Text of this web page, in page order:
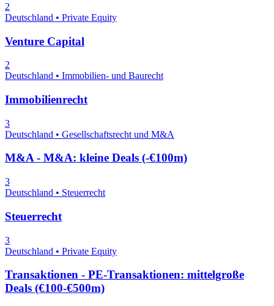
2
Deutschland • Private Equity
Venture Capital
2
Deutschland • Immobilien- und Baurecht
Immobilienrecht
3
Deutschland • Gesellschaftsrecht und M&A
M&A - M&A: kleine Deals (-€100m)
3
Deutschland • Steuerrecht
Steuerrecht
3
Deutschland • Private Equity
Transaktionen - PE-Transaktionen: mittelgroße
Deals (€100-€500m)